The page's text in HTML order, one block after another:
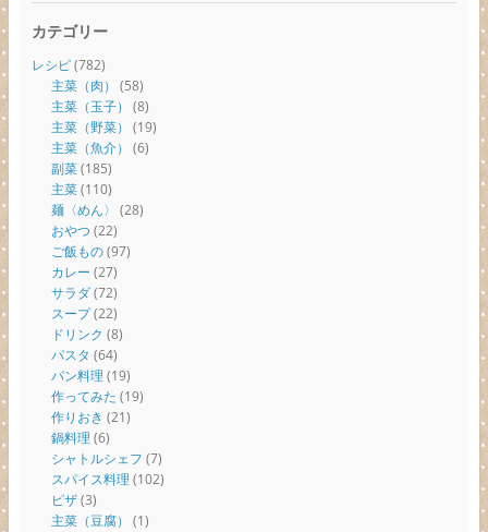
カテゴリー
レシピ(782)
主菜（肉） (58)
主菜（玉子） (8)
主菜（野菜） (19)
主菜（魚介） (6)
副菜(185)
主菜(110)
麺〈めん〉 (28)
おやつ (22)
ご飯もの(97)
カレー (27)
サラダ(72)
スープ(22)
ドリンク (8)
パスタ (64)
パン料理 (19)
作ってみた (19)
作りおき (21)
鍋料理 (6)
シャトルシェフ (7)
スパイス料理 (102)
ピザ(3)
主菜（豆腐） (1)